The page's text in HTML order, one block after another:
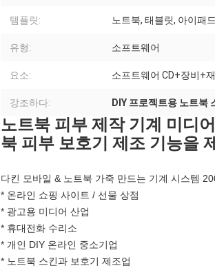
템플릿: 노트북, 태블릿, 아이패
유형: 소프트웨어
요소: 소프트웨어 CD+장비+
강조하다: DIY 프로젝트용 노트북
노트북 피부 제작 기계 미디
북 피부 보호기 제조 기능을
다킨 모바일 & 노트북 가죽 만드는 기계 시스템
* 온라인 쇼핑 사이트 / 선물 상점
* 광고용 미디어 산업
* 휴대전화 수리소
* 개인 DIY 온라인 중소기업
* 노트북 스킨과 보호기 제조업